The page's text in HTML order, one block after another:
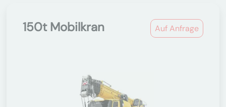
Auf Anfrage
150t Mobilkran